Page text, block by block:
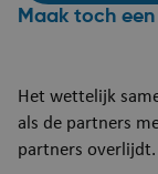
Maak toch
​Het wettelijk
als de partners
partners overlijdt.